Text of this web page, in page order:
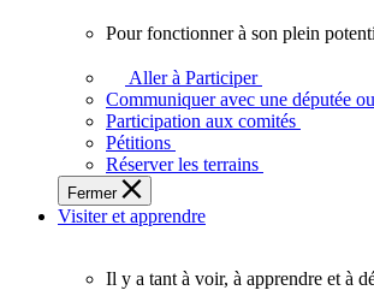
Ontariens.
fonctionner
plein
potentiel,
l'Assemblée
a
besoin
Pour fonctionner à son plein
Aller à Participer
Communiquer avec une députée
Participation aux comités
Pétitions
Réserver les terrains
Fermer
Visiter et apprendre
Il y a tant à voir, à apprendre et à